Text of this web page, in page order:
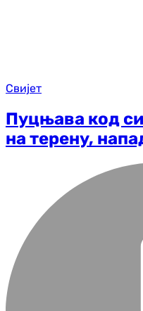
Свијет
Пуцњава код
на терену,